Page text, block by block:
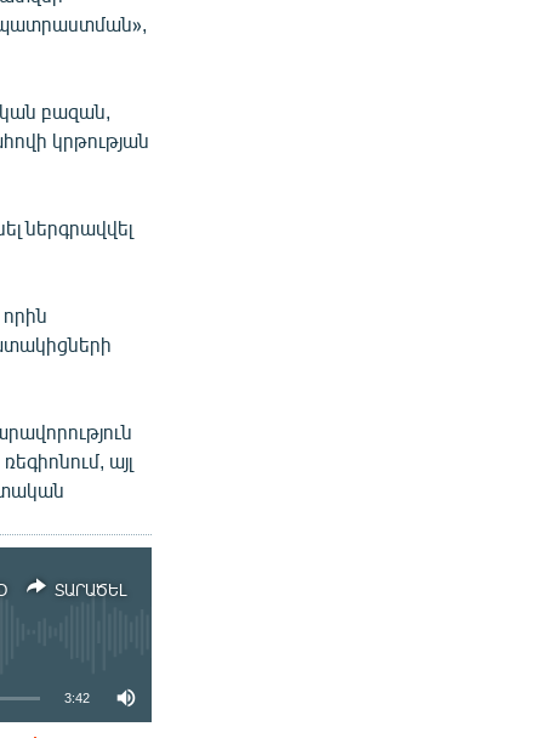
պատրաստման»,
բազան,
կրթության
ներգրավվել
այլ
ՏԱՐԱԾԵԼ
3:42